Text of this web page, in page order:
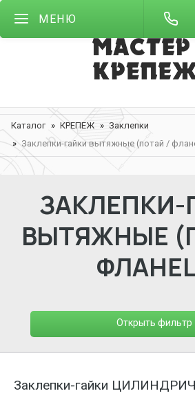
МЕНЮ
Каталог КРЕПЕЖ
Заклепки
Заклепки-гайки вытяжные (потай /
ЗАКЛЕПКИ-
ВЫТЯЖНЫЕ
Открыть фильтр
Заклепки-гайки